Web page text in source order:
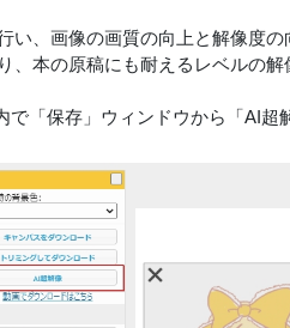
、画像の画質の向上と解像度の
本の原稿にも耐えるレベルの解
「保存」ウィンドウから「AI超